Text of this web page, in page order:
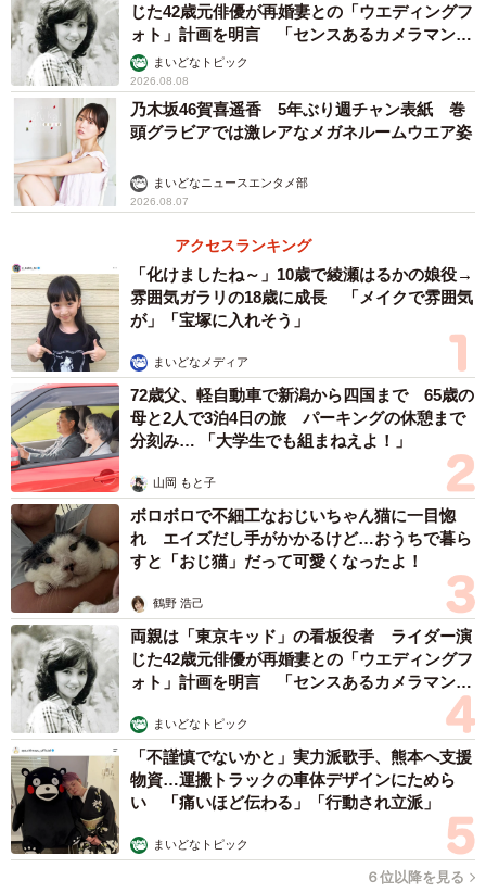
じた42歳元俳優が再婚妻との「ウエディングフ
ォト」計画を明言 「センスあるカメラマン求
む」まいどなトピック
2026.08.08
乃木坂46賀喜遥香 5年ぶり週チャン表紙 巻
頭グラビアでは激レアなメガネルームウエア姿
まいどなニュースエンタメ部
2026.08.07
アクセスランキング
「化けましたね～」10歳で綾瀬はるかの娘役→
雰囲気ガラリの18歳に成長 「メイクで雰囲気
が」「宝塚に入れそう」
まいどなメディア
72歳父、軽自動車で新潟から四国まで 65歳の
母と2人で3泊4日の旅 パーキングの休憩まで
分刻み… 「大学生でも組まねえよ！」
山岡 もと子
ボロボロで不細工なおじいちゃん猫に一目惚
れ エイズだし手がかかるけど…おうちで暮ら
すと「おじ猫」だって可愛くなったよ！
鶴野 浩己
両親は「東京キッド」の看板役者 ライダー演
じた42歳元俳優が再婚妻との「ウエディングフ
ォト」計画を明言 「センスあるカメラマン求
まいどなトピック
「不謹慎でないかと」実力派歌手、熊本へ支援
物資…運搬トラックの車体デザインにためら
い 「痛いほど伝わる」「行動され立派」
まいどなトピック
６位以降を見る